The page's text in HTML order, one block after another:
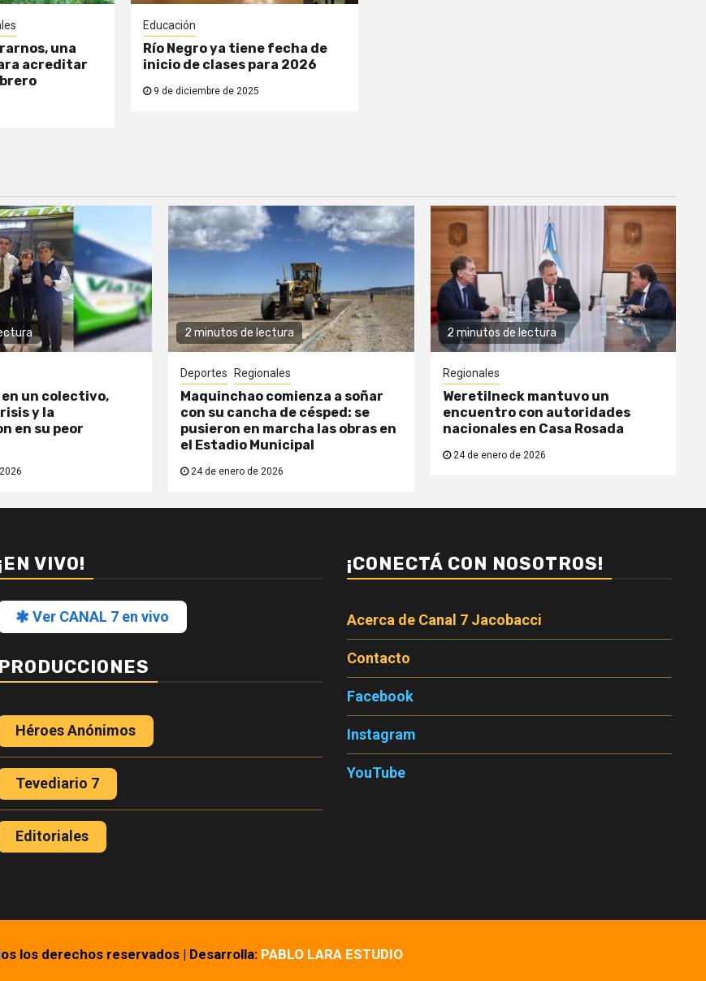
una
acreditar
Educación
Río Negro ya tiene fecha de
inicio de clases para 2026
9 de diciembre de 2025
en un colectivo,
y la
en su peor
2 minutos de lectura
Deportes Regionales
Maquinchao comienza a soñar
con su cancha de césped: se
pusieron en marcha las obras en
el Estadio Municipal
24 de enero de 2026
2 minutos de lectura
Regionales
Weretilneck mantuvo un
encuentro con autoridades
nacionales en Casa Rosada
24 de enero de 2026
VIVO!
Ver CANAL 7 en vivo
PRODUCCIONES
Héroes Anónimos
Tevediario 7
Editoriales
¡CONECTÁ CON NOSOTROS!
Acerca de Canal 7 Jacobacci
Contacto
Facebook
Instagram
YouTube
los derechos reservados | Desarrolla: PABLO LARA ESTUDIO